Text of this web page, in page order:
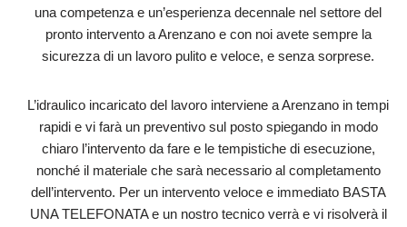
una competenza e un’esperienza decennale nel settore del
pronto intervento a Arenzano e con noi avete sempre la
sicurezza di un lavoro pulito e veloce, e senza sorprese.
L’idraulico incaricato del lavoro interviene a Arenzano in tempi
rapidi e vi farà un preventivo sul posto spiegando in modo
chiaro l’intervento da fare e le tempistiche di esecuzione,
nonché il materiale che sarà necessario al completamento
dell’intervento. Per un intervento veloce e immediato BASTA
UNA TELEFONATA e un nostro tecnico verrà e vi risolverà il